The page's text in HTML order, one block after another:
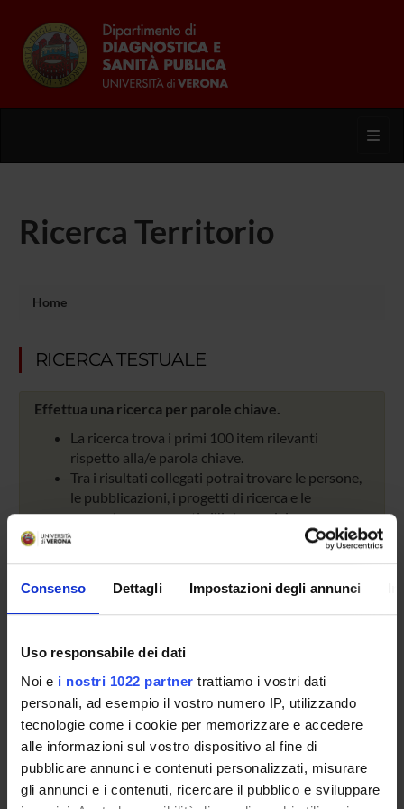
Consenso Dettagli Impostazioni degli annunci
Uso responsabile dei dati
Noi e i nostri 1022 partner trattiamo i vostri dati
personali, ad esempio il vostro numero IP, utilizzando
tecnologie come i cookie per memorizzare e accedere
alle informazioni sul vostro dispositivo al fine di
pubblicare annunci e contenuti personalizzati, misurare
gli annunci e i contenuti, ricercare il pubblico e sviluppare
Ricerca Territorio
Home
RICERCA TESTUALE
Effettua una ricerca per parole chiave.
La ricerca trova i primi 100 item rilevanti
rispetto alla/e parola chiave.
Tra i risultati collegati potrai trovare le persone,
le pubblicazioni, i progetti di ricerca e le
competenze presenti all'interno del
Dipartimento.
Diagnostica e Sanità Pubblica
Ripristina
Help